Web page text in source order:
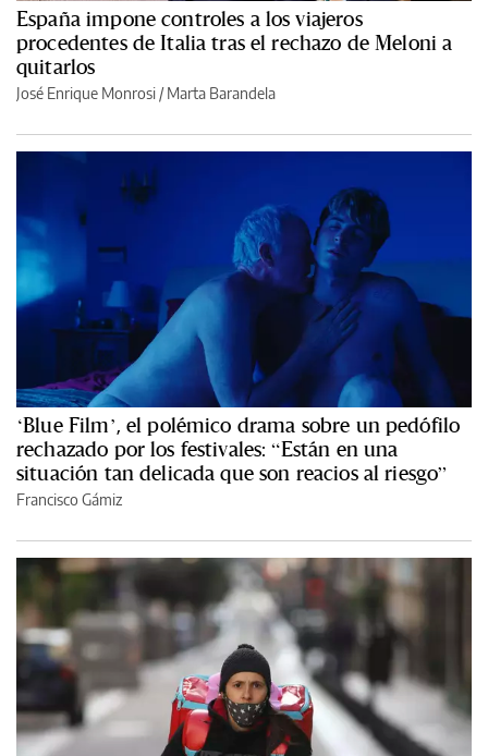
España impone controles a los viajeros
procedentes de Italia tras el rechazo de Meloni a
quitarlos
José Enrique Monrosi / Marta Barandela
‘Blue Film’, el polémico drama sobre un pedófilo
rechazado por los festivales: “Están en una
situación tan delicada que son reacios al riesgo”
Francisco Gámiz